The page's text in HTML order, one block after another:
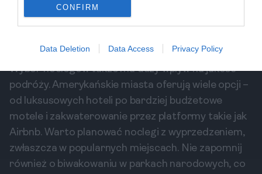
CONFIRM
Data Deletion Data Access Privacy Policy
Noclegi
Wybór noclegów także ma duży wpływ na jakość
podróży. Amerykańskie miasta oferują wiele opcji –
od luksusowych hoteli po bardziej budżetowe
motele i zakwaterowanie przez platformy takie jak
Airbnb. Warto planować noclegi z wyprzedzeniem,
zwłaszcza w popularnych miejscach. Nie zapomnij
również o biwakowaniu w parkach narodowych, co